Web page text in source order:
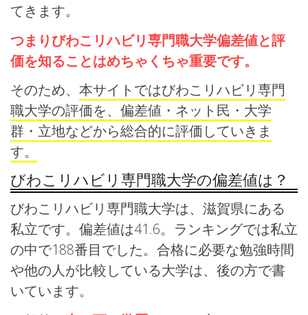
てきます。
つまりびわこリハビリ専門職大学偏差値と評
価を知ることはめちゃくちゃ重要です。
そのため、 本サイトではびわこリハビリ専門
職大学の評価を、偏差値・ネット民・大学
群・立地などから総合的に評価していきま
す。
びわこリハビリ専門職大学の偏差値は？
びわこリハビリ専門職大学は、滋賀県にある
私立です。偏差値は41.6。ランキングでは私立
の中で188番目でした。合格に必要な勉強時間
や他の人が比較している大学は、後の方で書
いています。